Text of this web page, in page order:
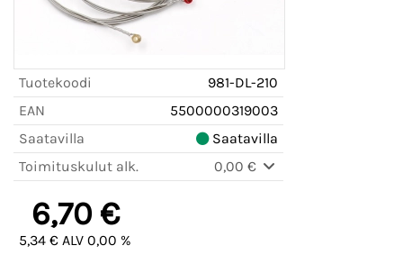
Tuotekoodi
981-DL-210
EAN
5500000319003
Saatavilla
Saatavilla
Toimituskulut alk.
0,00 €
6,70 €
5,34 € ALV 0,00 %